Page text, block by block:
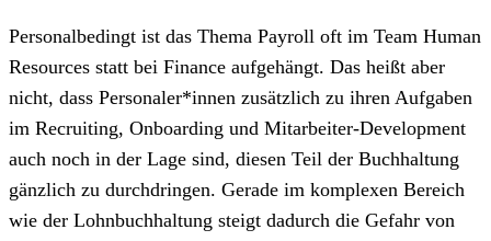
Personalbedingt ist das Thema Payroll oft im Team Human
Resources statt bei Finance aufgehängt. Das heißt aber
nicht, dass Personaler*innen zusätzlich zu ihren Aufgaben
im Recruiting, Onboarding und Mitarbeiter-Development
auch noch in der Lage sind, diesen Teil der Buchhaltung
gänzlich zu durchdringen. Gerade im komplexen Bereich
wie der Lohnbuchhaltung steigt dadurch die Gefahr von